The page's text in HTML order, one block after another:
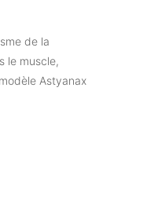
de la
le muscle,
Astyanax